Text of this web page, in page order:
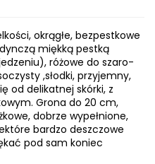
okrągłe, bezpestkowe
miękką pestką
różowe do szaro-
,słodki, przyjemny,
od delikatnej skórki, z
Grona do 20 cm,
dobrze wypełnione,
bardzo deszczowe
pod sam koniec